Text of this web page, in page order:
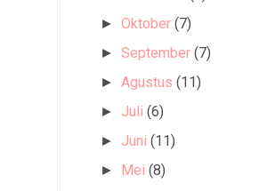
►Oktober (7)
►September (7)
►Agustus (11)
► Juli (6)
► Juni (11)
► Mei (8)